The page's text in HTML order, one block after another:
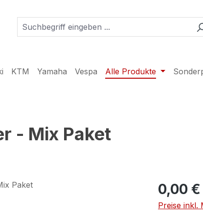
KTM Yamaha Vespa Alle Produkte
- Mix Paket
0,00 €
Preise inkl.